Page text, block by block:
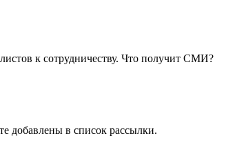
к сотрудничеству. Что получит СМИ?
добавлены в список рассылки.